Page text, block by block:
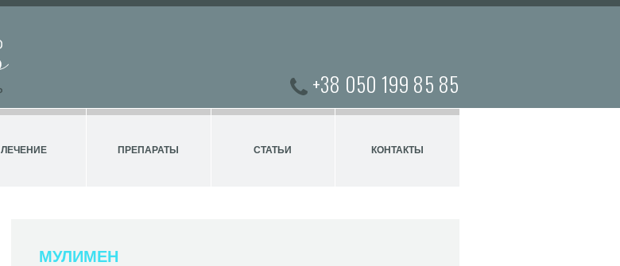
+38 050 199 85 85
ЛЕЧЕНИЕ ПРЕПАРАТЫ СТАТЬИ КОНТАКТЫ
МУЛИМЕН